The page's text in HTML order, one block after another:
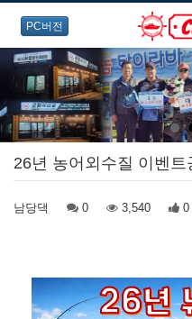
PC버전
26년 농어외수질 이벤트
남당댁 0 3,540 0